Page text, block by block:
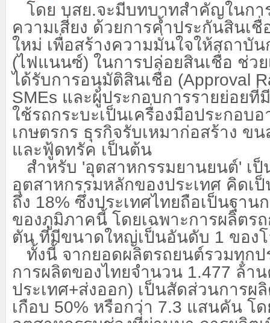
โดย บสย.จะมีบทบาทสำคัญในกา
ความเสี่ยง ด้วยการค้ำประกันสินเชื่
ใหม่ เพื่อสร้างความมั่นใจให้สถาบัน
(ไฟแนนซ์) ในการปล่อยสินเชื่อ ช่ว
ได้รับการอนุมัติสินเชื่อ (Approval
SMEs และผู้ประกอบการรายย่อยที่
ใช้รถกระบะเป็นเครื่องมือประกอบ
เกษตรกร ธุรกิจรับเหมาก่อสร้าง ข
และฟู้ดทรัค เป็นต้น
สำหรับ 'อุตสาหกรรมยานยนต์' เป็
อุตสาหกรรมหลักของประเทศ คิดเ
ถึง 18% ซึ่งประเทศไทยถือเป็นฐา
ของภูมิภาคนี้ โดยเฉพาะการผลิตร
ตัน ที่มีขนาดใหญ่เป็นอันดับ 1 ของ
ทั้งนี้ จากยอดผลิตรถยนต์รวมทุกป
การผลิตของไทยจำนวน 1.477 ล้า
ประเทศ+ส่งออก) เป็นสัดส่วนการผ
เกือบ 50% หรือกว่า 7.3 แสนคัน โ